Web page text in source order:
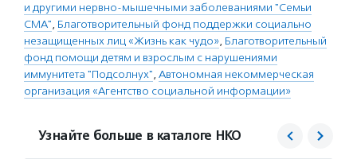
и другими нервно-мышечными заболеваниями "Семьи
СМА", Благотворительный фонд поддержки социально
незащищенных лиц «Жизнь как чудо», Благотворительный
фонд помощи детям и взрослым с нарушениями
иммунитета "Подсолнух", Автономная некоммерческая
организация «Агентство социальной информации»
Узнайте больше в каталоге НКО